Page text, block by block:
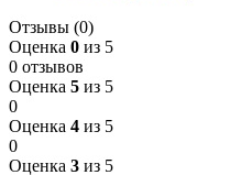
Отзывы (0)
Оценка 0 из 5
0 отзывов
Оценка 5 из 5
0
Оценка 4 из 5
0
Оценка 3 из 5